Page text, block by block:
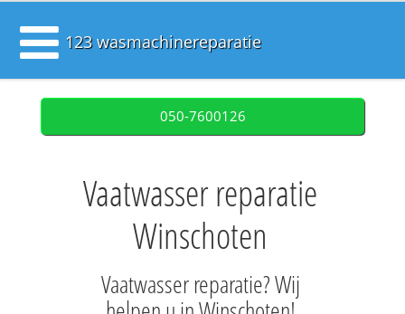
123 wasmachinereparatie
050-7600126
Vaatwasser reparatie
Winschoten
Vaatwasser reparatie? Wij